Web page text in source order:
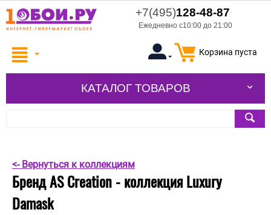
+7(495)128-48-87
Ежедневно с10:00 до 21:00
Корзина пуста
КАТАЛОГ ТОВАРОВ
<- Вернуться к коллекциям
Бренд AS Creation - коллекция Luxury
Damask